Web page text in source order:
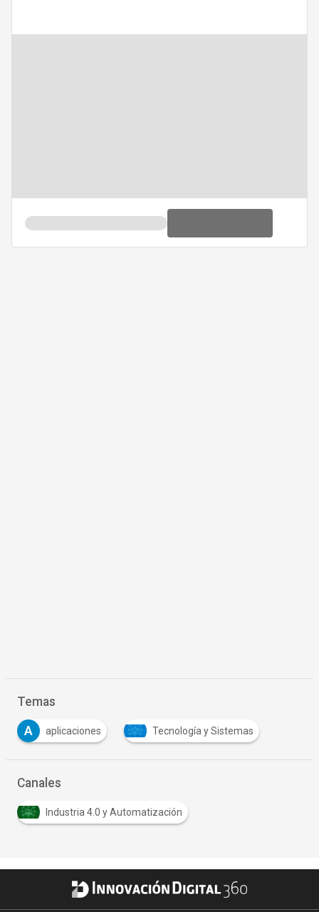
Temas
A aplicaciones Tecnología y Sistemas
Canales
Industria 4.0 y Automatización